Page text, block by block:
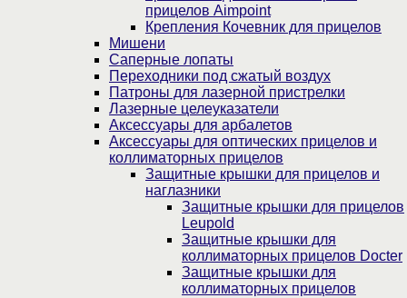
прицелов Aimpoint
Крепления Кочевник для прицелов
Мишени
Саперные лопаты
Переходники под сжатый воздух
Патроны для лазерной пристрелки
Лазерные целеуказатели
Аксессуары для арбалетов
Аксессуары для оптических прицелов и
коллиматорных прицелов
Защитные крышки для прицелов и
наглазники
Защитные крышки для прицелов
Leupold
Защитные крышки для
коллиматорных прицелов Docter
Защитные крышки для
коллиматорных прицелов